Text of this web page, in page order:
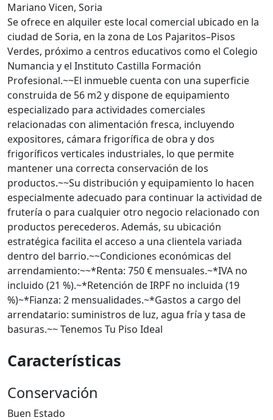
Mariano Vicen, Soria
Se ofrece en alquiler este local comercial ubicado en la
ciudad de Soria, en la zona de Los Pajaritos–Pisos
Verdes, próximo a centros educativos como el Colegio
Numancia y el Instituto Castilla Formación
Profesional.~~El inmueble cuenta con una superficie
construida de 56 m2 y dispone de equipamiento
especializado para actividades comerciales
relacionadas con alimentación fresca, incluyendo
expositores, cámara frigorífica de obra y dos
frigoríficos verticales industriales, lo que permite
mantener una correcta conservación de los
productos.~~Su distribución y equipamiento lo hacen
especialmente adecuado para continuar la actividad de
frutería o para cualquier otro negocio relacionado con
productos perecederos. Además, su ubicación
estratégica facilita el acceso a una clientela variada
dentro del barrio.~~Condiciones económicas del
arrendamiento:~~*Renta: 750 € mensuales.~*IVA no
incluido (21 %).~*Retención de IRPF no incluida (19
%)~*Fianza: 2 mensualidades.~*Gastos a cargo del
arrendatario: suministros de luz, agua fría y tasa de
basuras.~~ Tenemos Tu Piso Ideal
Características
Conservación
Buen Estado